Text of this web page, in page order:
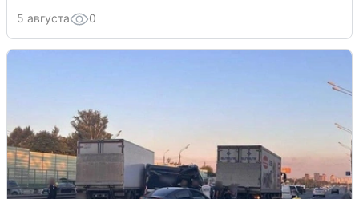
5 августа 0